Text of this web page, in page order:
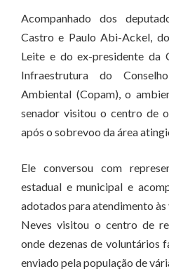
Acompanhado dos
Castro e Paulo Abi-Ackel,
Leite e do ex-presidente da
Infraestrutura do
Ambiental (Copam), o
senador visitou o centro de
após o sobrevoo da área
Ele conversou com
estadual e municipal e
adotados para atendimento
Neves visitou o centro de
onde dezenas de voluntários
enviado pela população de